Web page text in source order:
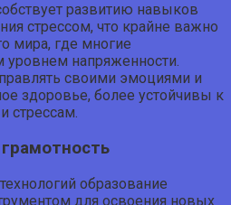
развитию навыков
стрессом, что крайне важно
мира, где многие
уровнем напряженности.
своими эмоциями и
здоровье, более устойчивы к
стрессам.
образование
для освоения новых